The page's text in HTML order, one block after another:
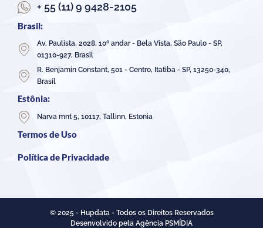
+ 55 (11) 9 9428-2105
Brasil:
Av. Paulista, 2028, 10º andar - Bela Vista, São Paulo - SP,
01310-927, Brasil
R. Benjamin Constant, 501 - Centro, Itatiba - SP, 13250-340,
Brasil
Estônia:
Narva mnt 5, 10117, Tallinn, Estonia
Termos de Uso
Política de Privacidade
© 2025 - Hupdata - Todos os Direitos Reservados
Desenvolvido pela Agência PSMÍDIA